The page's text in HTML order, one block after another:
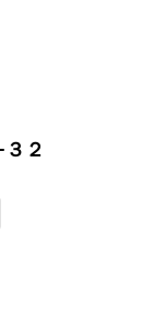
２